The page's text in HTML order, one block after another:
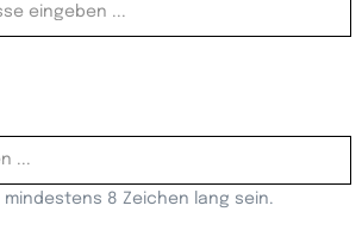
mindestens 8 Zeichen lang sein.